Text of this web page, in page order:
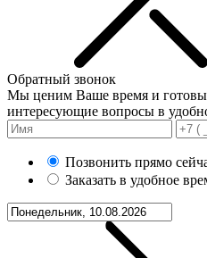
Обратный звонок
Мы ценим Ваше время и готовы
интересующие вопросы в
Позвонить прямо
Заказать в удобное